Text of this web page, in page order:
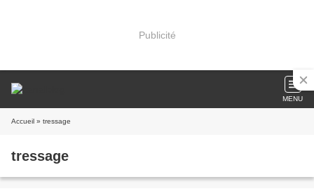
Publicité
MENU
Accueil » tressage
tressage